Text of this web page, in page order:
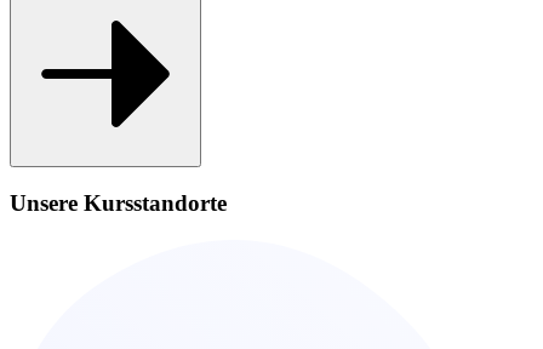
Unsere Kursstandorte